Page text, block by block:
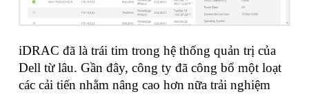
iDRAC đã là trái tim trong hệ thống quản trị của
Dell từ lâu. Gần đây, công ty đã công bố một loạt
các cải tiến nhằm nâng cao hơn nữa trải nghiệm